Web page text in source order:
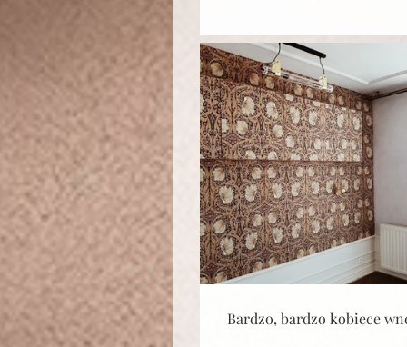
Bardzo, bardzo kobiece